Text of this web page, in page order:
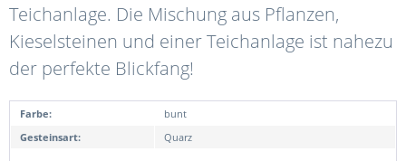
Teichanlage. Die Mischung aus Pflanzen,
Kieselsteinen und einer Teichanlage ist nahezu
der perfekte Blickfang!
Farbe:
bunt
Gesteinsart:
Quarz